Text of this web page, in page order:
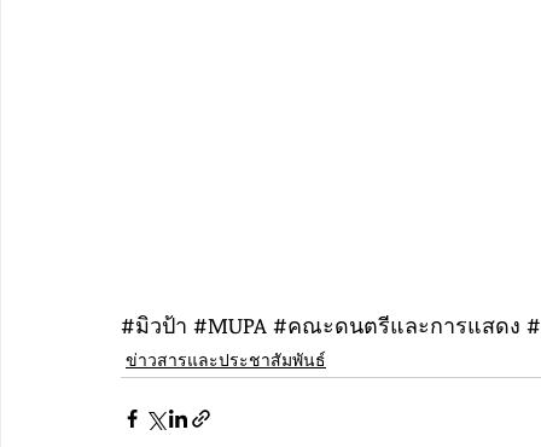
#มิวป้า #MUPA #คณะดนตรีและการแสดง
ข่าวสารและประชาสัมพันธ์